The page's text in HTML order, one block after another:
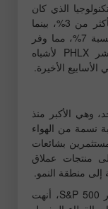
الذي كان
تحت الضغط سابقًا. قفزت أسهم Nvidia بأكثر من 3%، بينما
قفزت أسهم Advanced Micro Devices بنسبة 7%، مما وفر
زيادة مثيرة للإعجاب بنسبة 3% في مؤشر PHLX لأشباه
الأخيرة.
في يوم واحد، وهي الأكبر منذ
نسمة من الهواء
بشائعات
منتجات عملاق
إلى منطقة النمو.
من بين القطاعات الـ 11 التي تشكل مؤشر S&P 500، أنهت